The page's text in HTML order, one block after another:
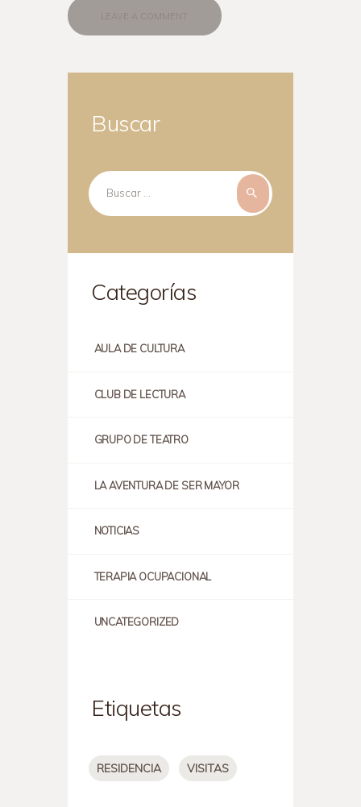
Buscar
Buscar:
Categorías
AULA DE CULTURA
CLUB DE LECTURA
GRUPO DE TEATRO
LA AVENTURA DE SER MAYOR
NOTICIAS
TERAPIA OCUPACIONAL
UNCATEGORIZED
Etiquetas
RESIDENCIA VISITAS